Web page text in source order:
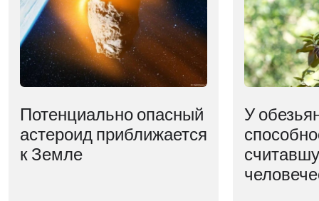
Потенциально опасный
астероид приближается
к Земле
У